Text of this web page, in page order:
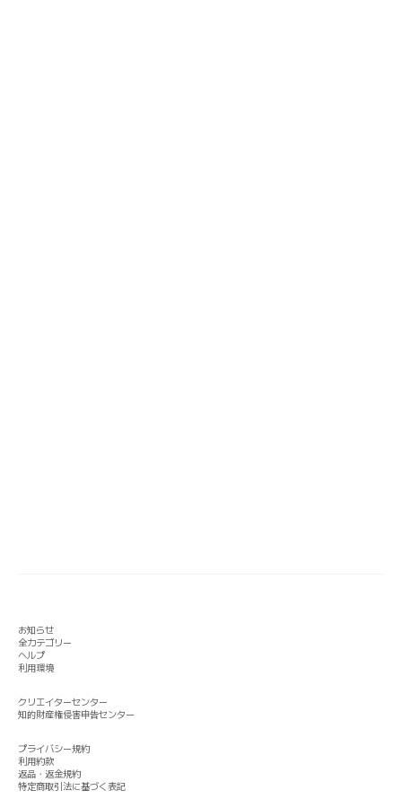
お知らせ
全カテゴリー
ヘルプ
利用環境
クリエイターセンター
知的財産権侵害申告センター
プライバシー規約
利用約款
返品・返金規約
特定商取引法に基づく表記